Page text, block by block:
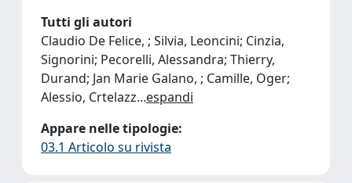
Tutti gli autori
Claudio De Felice, ; Silvia, Leoncini; Cinzia,
Signorini; Pecorelli, Alessandra; Thierry,
Durand; Jan Marie Galano, ; Camille, Oger;
Alessio, Crtelazz...espandi
Appare nelle tipologie:
03.1 Articolo su rivista